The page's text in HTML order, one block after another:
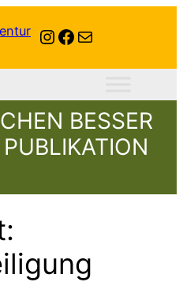
Instagram
Facebook
E-Mail
BESSER